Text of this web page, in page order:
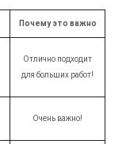
Почему это важно
Отлично подходит
для больших работ!
Очень важно!